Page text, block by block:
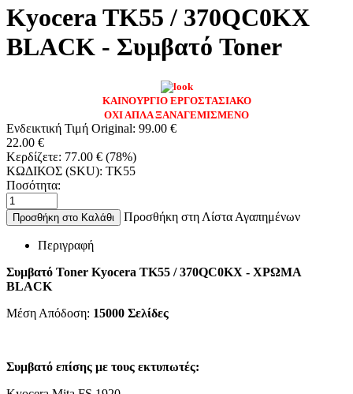
Kyocera TK55 / 370QC0KX
BLACK - Συμβατό Toner
ΚΑΙΝΟΥΡΓΙΟ ΕΡΓΟΣΤΑΣΙΑΚΟ
ΟΧΙ ΑΠΛΑ ΞΑΝΑΓΕΜΙΣΜΕΝΟ
Ενδεικτική Τιμή Original: 99.00 €
22.00 €
Κερδίζετε: 77.00 € (78%)
ΚΩΔΙΚΟΣ (SKU): TK55
Ποσότητα:
Προσθήκη στο Καλάθι Προσθήκη στη Λίστα Αγαπημένων
Περιγραφή
Συμβατό Toner Kyocera TK55 / 370QC0KX - ΧΡΩΜΑ
BLACK
Μέση Απόδοση: 15000 Σελίδες
Συμβατό επίσης με τους εκτυπωτές: